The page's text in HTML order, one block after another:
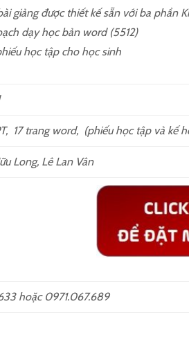
giảng được thiết kế sẵn với ba phần
dạy học bản word (5512)
học tập cho học sinh
17 trang word, (phiếu học tập và kế
Long, Lê Lan Vân
hoặc 0971.067.689